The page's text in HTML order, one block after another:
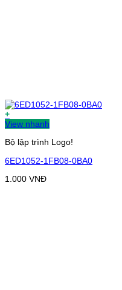
+
View nhanh
Bộ lập trình Logo!
6ED1052-1FB08-0BA0
1.000 VNĐ